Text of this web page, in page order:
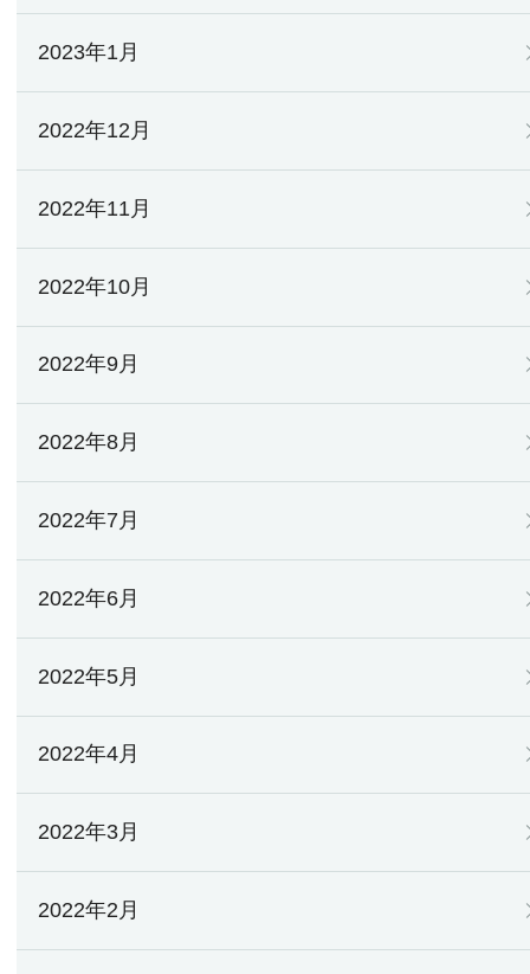
2023年1月
2022年12月
2022年11月
2022年10月
2022年9月
2022年8月
2022年7月
2022年6月
2022年5月
2022年4月
2022年3月
2022年2月